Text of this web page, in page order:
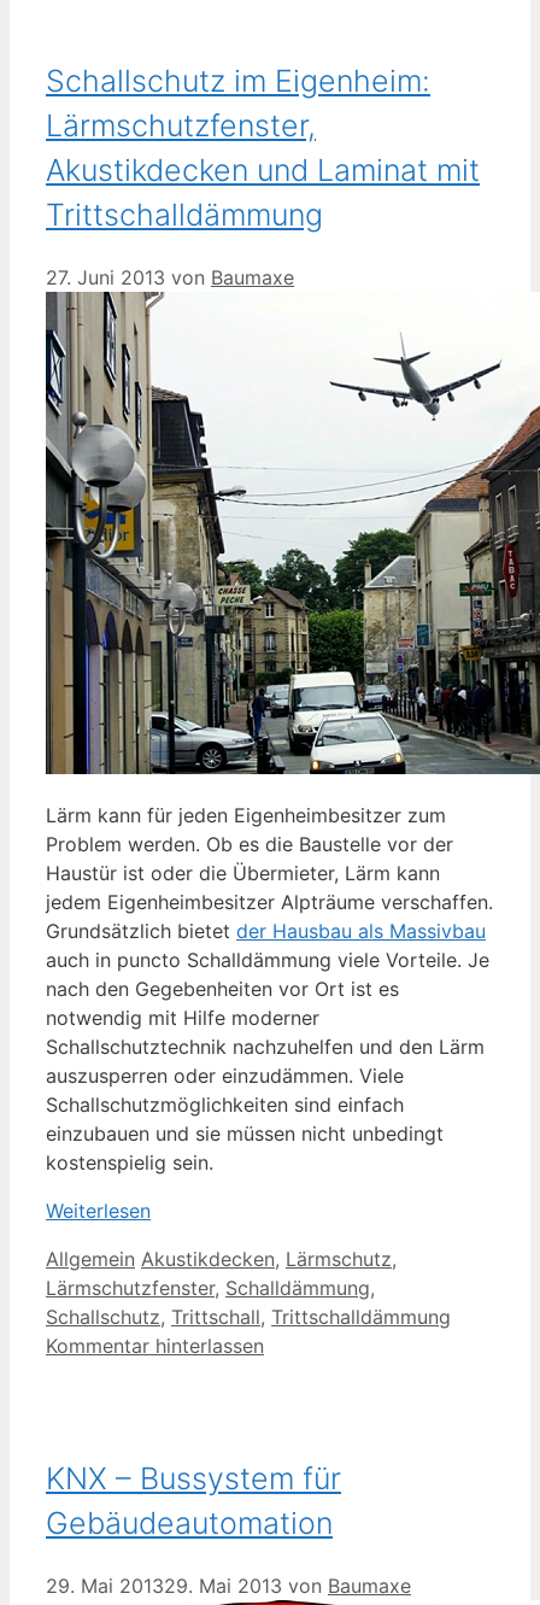
Schallschutz im Eigenheim:
Lärmschutzfenster,
Akustikdecken und Laminat mit
Trittschalldämmung
27. Juni 2013 von Baumaxe
Lärm kann für jeden Eigenheimbesitzer zum
Problem werden. Ob es die Baustelle vor der
Haustür ist oder die Übermieter, Lärm kann
jedem Eigenheimbesitzer Alpträume verschaffen.
Grundsätzlich bietet der Hausbau als Massivbau
auch in puncto Schalldämmung viele Vorteile. Je
nach den Gegebenheiten vor Ort ist es
notwendig mit Hilfe moderner
Schallschutztechnik nachzuhelfen und den Lärm
auszusperren oder einzudämmen. Viele
Schallschutzmöglichkeiten sind einfach
einzubauen und sie müssen nicht unbedingt
kostenspielig sein.
Weiterlesen
Kategorien
Allgemein Schlagwörter
Akustikdecken, Lärmschutz,
Lärmschutzfenster, Schalldämmung,
Schallschutz, Trittschall, Trittschalldämmung
Kommentar hinterlassen
KNX – Bussystem für
Gebäudeautomation
29. Mai 201329. Mai 2013 von Baumaxe